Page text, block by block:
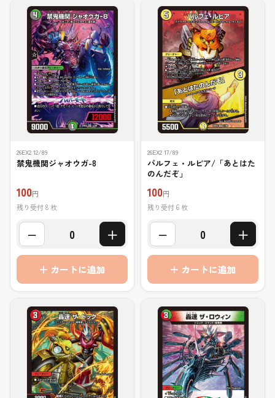
26EX2 12/89
禁鬼機関ジャオウガ-8
100円
残り受付 8 枚
− 0 ＋
＋ カートに追加
26EX2 17/89
パルフェ・ルピア/「あとはた
のんだぞ」
100円
残り受付 6 枚
− 0 ＋
＋ カートに追加